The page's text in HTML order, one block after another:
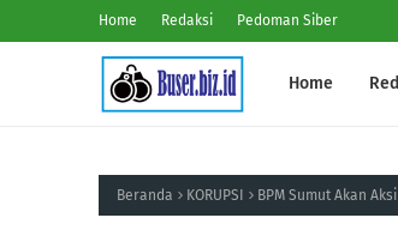
Home Redaksi Pedoman Siber
Home
Beranda KORUPSI BPM Sumut Akan